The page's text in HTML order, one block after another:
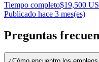
Tiempo completo$19,500
Publicado hace 3 mes(es)
Preguntas